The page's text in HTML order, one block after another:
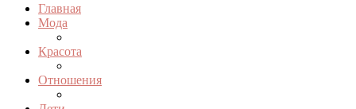
Главная
Мода
Красота
Отношения